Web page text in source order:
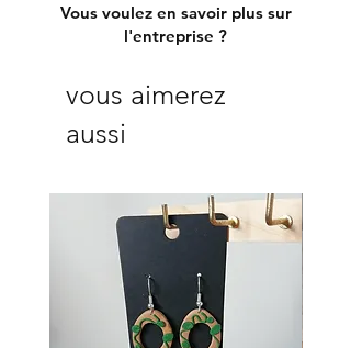
Vous voulez en savoir plus sur
l'entreprise ?
vous aimerez
aussi